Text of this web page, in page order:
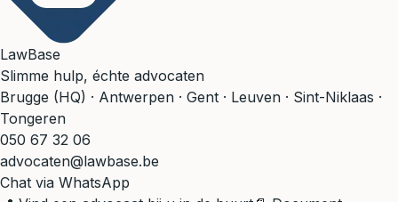
LawBase
Slimme hulp, échte advocaten
Brugge (HQ) · Antwerpen · Gent · Leuven · Sint-Niklaas ·
Tongeren
050 67 32 06
advocaten@lawbase.be
Chat via WhatsApp